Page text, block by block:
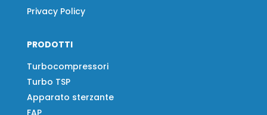
Privacy Policy
PRODOTTI
Turbocompressori
Turbo TSP
Apparato sterzante